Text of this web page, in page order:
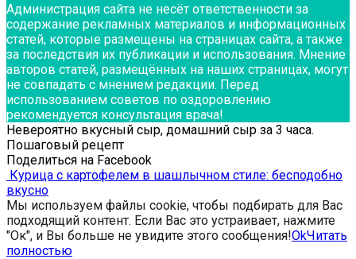
Администрация сайта не несёт ответственности за
содержание рекламных материалов и информационных
статей, которые размещены на страницах сайта, а также
за последствия их публикации и использования. Мнение
авторов статей, размещённых на наших страницах, могут
не совпадать с мнением редакции. Перед
использованием советов по оздоровлению
рекомендуется консультация врача!
Невероятно вкусный сыр, домашний сыр за 3 часа.
Пошаговый рецепт
Поделиться на Facebook
Курица с картофелем в шашлычном стиле: бесподобно
вкусно
Мы используем файлы cookie, чтобы подбирать для Вас
подходящий контент. Если Вас это устраивает, нажмите
"Ок", и Вы больше не увидите этого сообщения!OkЧитать
полностью